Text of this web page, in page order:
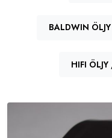
BALDWIN
HIFI